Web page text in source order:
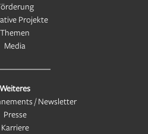
Projekte
Themen
Media
Weiteres
/ Newsletter
Presse
Karriere